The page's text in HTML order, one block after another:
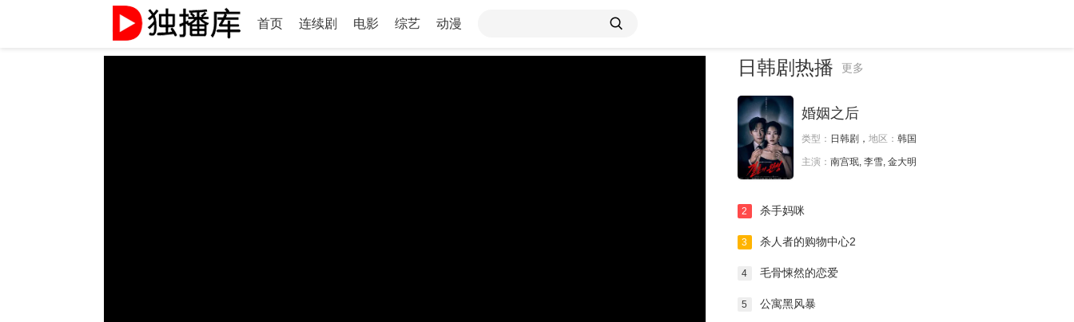
首页 连续剧 电影 综艺 动漫
日韩剧热播 更多
婚姻之后
类型： 日韩剧， 地区： 韩国
主演： 南宫珉, 李雪, 金大明
2 杀手妈咪
3 杀人者的购物中心2
4 毛骨悚然的恋爱
5 公寓黑风暴